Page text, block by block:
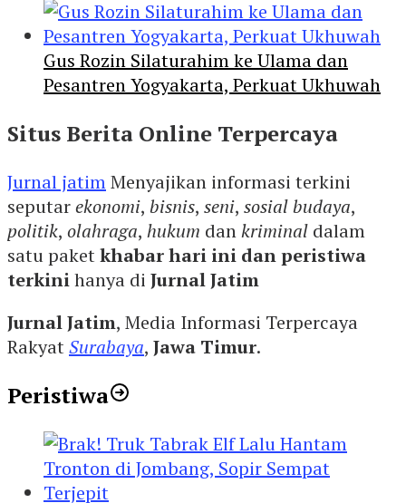
Gus Rozin Silaturahim ke Ulama dan
Pesantren Yogyakarta, Perkuat Ukhuwah
Situs Berita Online Terpercaya
Jurnal jatimMenyajikan informasi terkini
seputarekonomi, bisnis, seni, sosial budaya,
politik, olahraga, hukum dankriminal dalam
satu paketkhabar hari ini dan peristiwa
terkinihanya di Jurnal Jatim
Jurnal Jatim, Media Informasi Terpercaya
RakyatSurabaya, Jawa Timur.
Peristiwa